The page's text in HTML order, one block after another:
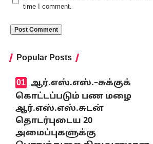
time I comment.
Popular Posts
ஆர்.எஸ்.எஸ்.–சுக்குக்
கொட்டப்படும் பண மழை
ஆர்.எஸ்.எஸ்.சுடன்
தொடர்புடைய 20
அமைப்புகளுக்கு